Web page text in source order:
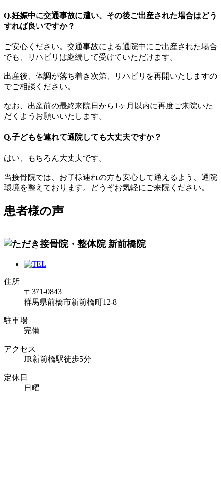
Q.妊娠中に交通事故に遭い、その後ご出産された場合はどう
すれば良いですか？
ご安心ください。交通事故による通院中にご出産された場合
でも、リハビリは継続して受けていただけます。
出産後、体調が落ち着き次第、リハビリを再開いたしますの
でご相談ください。
なお、出産前の最終来院日から1ヶ月以内に再度ご来院いた
だくようお願いいたします。
Q.子どもを連れて通院しても大丈夫ですか？
はい、もちろん大丈夫です。
当接骨院では、お子様連れの方も安心して通えるよう、通院
環境を整えております。どうぞお気軽にご来院ください。
患者様の声
住所
〒371-0843
群馬県前橋市新前橋町12-8
駐車場
完備
アクセス
JR新前橋駅徒歩5分
定休日
日曜